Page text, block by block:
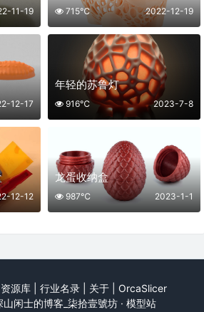
11-19 2022-12-19
715℃
12-17
年轻的苏鲁灯
2023-7-8
916℃
12-12
龙蛋收纳盒
2023-1-1
987℃
资源库| 行业名录| 关于| OrcaSlicer
山闲士的博客_柒拾壹號坊 · 模型站